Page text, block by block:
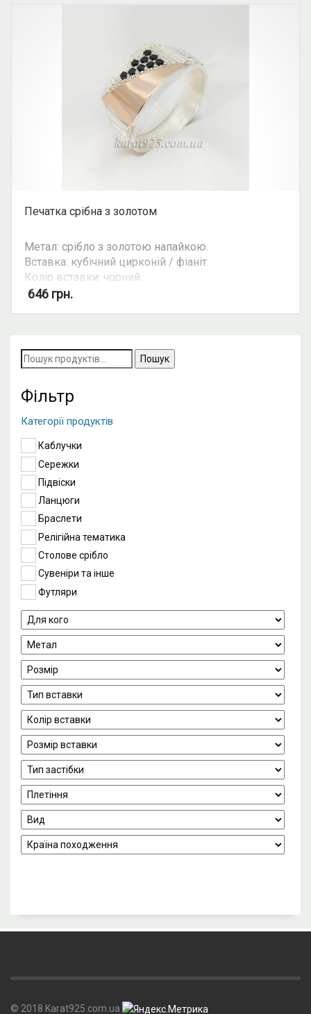
Печатка срібна з золотом
Метал: срібло з золотою напайкою.
Вставка: кубічний цирконій / фіаніт.
Колір вставки: чорний.
Вид: печатка.
646 грн.
Пошук
за
запитом:
Фільтр
Категорії продуктів
Каблучки
Сережки
Підвіски
Ланцюги
Браслети
Релігійна тематика
Столове срібло
Сувеніри та інше
Футляри
© 2018 Karat925.com.ua